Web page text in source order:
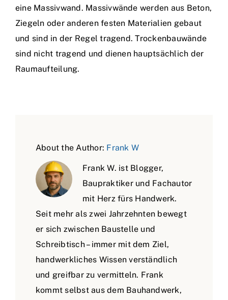
eine Massivwand. Massivwände werden aus Beton,
Ziegeln oder anderen festen Materialien gebaut
und sind in der Regel tragend. Trockenbauwände
sind nicht tragend und dienen hauptsächlich der
Raumaufteilung.
About the Author: Frank W
Frank W. ist Blogger,
Baupraktiker und Fachautor
mit Herz fürs Handwerk.
Seit mehr als zwei Jahrzehnten bewegt
er sich zwischen Baustelle und
Schreibtisch – immer mit dem Ziel,
handwerkliches Wissen verständlich
und greifbar zu vermitteln. Frank
kommt selbst aus dem Bauhandwerk,